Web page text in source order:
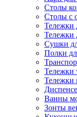
Столы
Столы с
Тележки
Тележки
Сушки
Полки
Тележки
Тележки
Ванны
Зонты